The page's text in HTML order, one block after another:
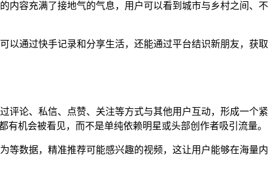
内容充满了接地气的气息，用户可以看到城市与乡村之间、不
以通过快手记录和分享生活，还能通过平台结识新朋友，获取
评论、私信、点赞、关注等方式与其他用户互动，形成一个紧
机会被看见，而不是单纯依赖明星或头部创作者吸引流量。
等数据，精准推荐可能感兴趣的视频，这让用户能够在海量内